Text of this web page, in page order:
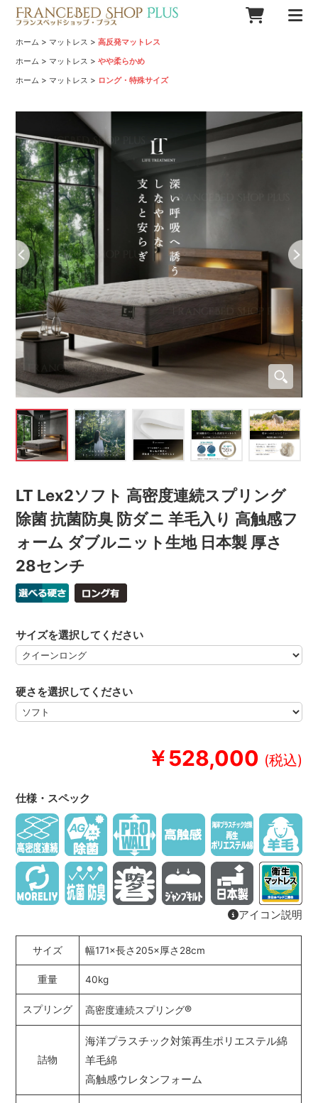
ホーム > マットレス >高反発マットレス
ホーム > マットレス >やや柔らかめ
ホーム > マットレス > ロング・特殊サイズ
LT Lex2ソフト 高密度連続スプリング
除菌 抗菌防臭 防ダニ 羊毛入り 高触感フ
ォーム ダブルニット生地 日本製 厚さ
28センチ
￥528,000
サイズを選択してください
硬さを選択してください
仕様・スペック
アイコン説明
サイズ 幅171×長さ205×厚さ28cm
重量 40kg
スプリング 高密度連続スプリング®
詰物
海洋プラスチック対策再生ポリエステル綿
羊毛綿
高触感ウレタンフォーム